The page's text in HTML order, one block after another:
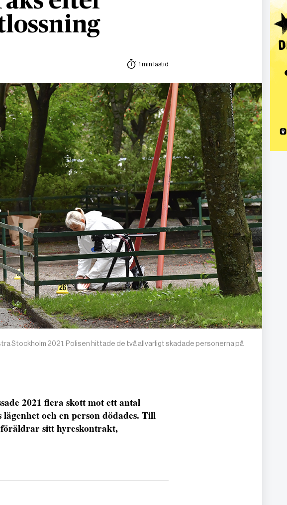
1 min lästid
Stockholm 2021. Polisen hittade de två allvarligt skadade personerna på
2021 flera skott mot ett antal
och en person dödades. Till
sitt hyreskontrakt,
PRENUMERERA